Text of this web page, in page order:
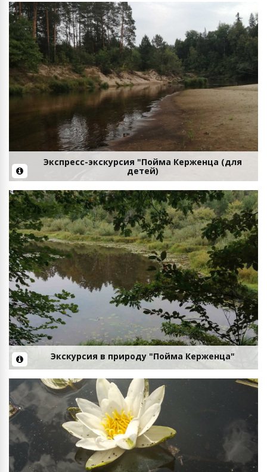
Экспресс-экскурсия "Пойма Керженца (для
детей)
Экскурсия в природу "Пойма Керженца"